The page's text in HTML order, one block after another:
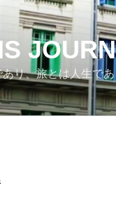
り、旅とは人生であ